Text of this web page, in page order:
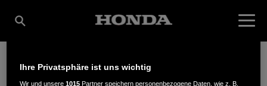
Ihre Privatsphäre ist uns wichtig
Wir und unsere1015 Partner speichern personenbezogene Daten, wie z. B.